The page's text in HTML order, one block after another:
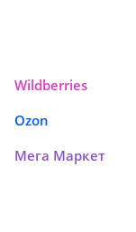
Wildberries
Ozon
Мега Маркет